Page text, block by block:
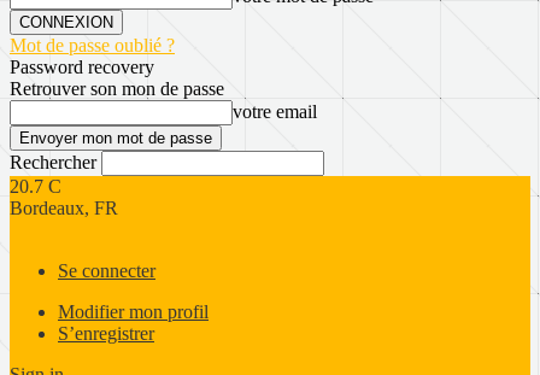
Mot de passe oublié ?
Password recovery
Retrouver son mon de passe
votre email
Rechercher
20.7 C
Bordeaux, FR
Se connecter
Modifier mon profil
S’enregistrer